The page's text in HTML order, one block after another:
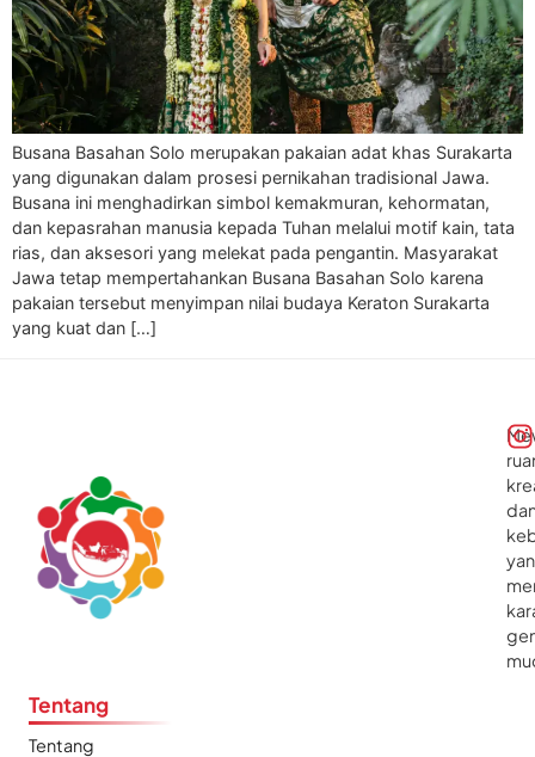
Busana Basahan Solo merupakan pakaian adat khas Surakarta
yang digunakan dalam prosesi pernikahan tradisional Jawa.
Busana ini menghadirkan simbol kemakmuran, kehormatan,
dan kepasrahan manusia kepada Tuhan melalui motif kain, tata
rias, dan aksesori yang melekat pada pengantin. Masyarakat
Jawa tetap mempertahankan Busana Basahan Solo karena
pakaian tersebut menyimpan nilai budaya Keraton Surakarta
yang kuat dan […]
Tentang
Tentang